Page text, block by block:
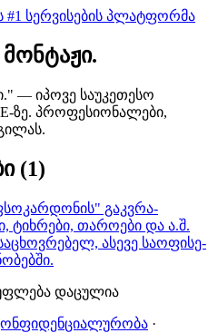
სერვისების პლატფორმა
— იპოვე საუკეთესო
ზე. პროფესიონალები,
(1)
გაკვრა-
ტიხრები, თაროები და ა.შ.
ასევე საოფისე-
დაცულია
·